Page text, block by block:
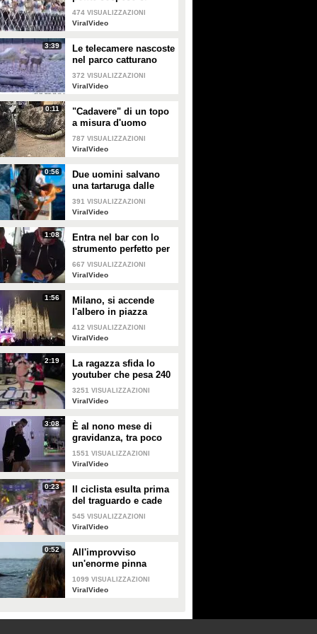
rompe facendole
cadere giù
474 VISUALIZZAZIONI
ViralVideo
3:39
Le telecamere nascoste
nel parco catturano
uno spettacolo
naturale mozzafiato
372 VISUALIZZAZIONI
ViralVideo
0:11
"Cadavere" di un topo
a misura d'uomo
ritrovato nelle fogne:
poi si scopre di cosa si
787 VISUALIZZAZIONI
ViralVideo
0:56
Due uomini salvano
una tartaruga dalle
fauci di uno squalo
tigre affamato
391 VISUALIZZAZIONI
ViralVideo
1:08
Entra nel bar con lo
strumento perfetto per
consumare la
colazione da asporto
667 VISUALIZZAZIONI
ViralVideo
1:56
Milano, si accende
l'albero in piazza
Duomo
412 VISUALIZZAZIONI
ViralVideo
2:19
La ragazza sfida lo
youtuber che pesa 240
kg e lo mette KO
3251 VISUALIZZAZIONI
ViralVideo
3:08
È al nono mese di
gravidanza, tra poco
sarà mamma ma non
vuole smettere di
1551 VISUALIZZAZIONI
ViralVideo
0:23
Il ciclista esulta prima
del traguardo e cade
rovinosamente
545 VISUALIZZAZIONI
ViralVideo
0:52
All'improvviso
un'enorme pinna
spunta fuori mentre
sono in kayak
1099 VISUALIZZAZIONI
ViralVideo